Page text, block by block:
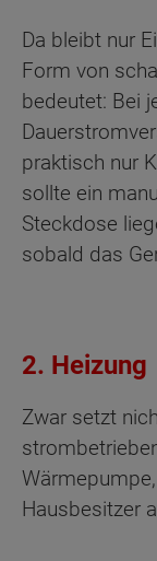
Da bleibt nur
Form von
bedeutet: Bei
praktisch nur
sollte ein
Steckdose
sobald das
2. Heizung
Zwar setzt
Hausbesitzer